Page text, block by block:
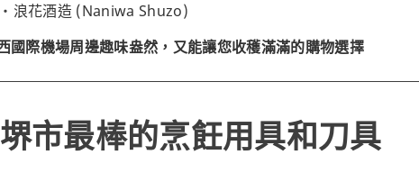
浪花酒造 (Naniwa Shuzo)
國際機場周邊趣味盎然，又能讓您收穫滿滿的購物選擇
市最棒的烹飪用具和刀具